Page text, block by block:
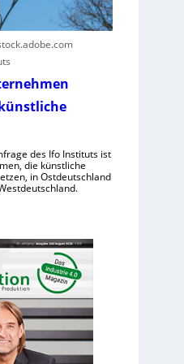
des Ifo Instituts ist
die künstliche
in Ostdeutschland